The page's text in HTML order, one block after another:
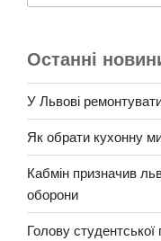
Останні
У Львові
Як обрати кухонну
Кабмін призначив
оборони
Голову